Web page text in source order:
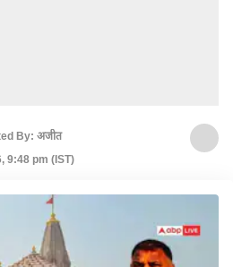
By: अजीत
9:48 pm (IST)